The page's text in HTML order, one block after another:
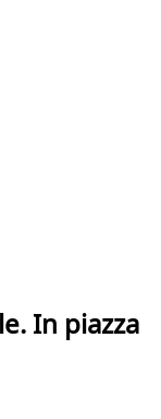
In piazza